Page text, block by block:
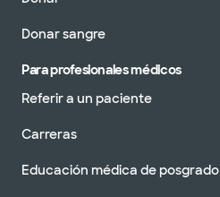
Donar sangre
Para profesionales médicos
Referir a un paciente
Carreras
Educación médica de posgrado